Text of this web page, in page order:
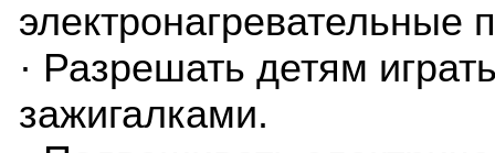
электронагревательные
· Разрешать детям
зажигалками.